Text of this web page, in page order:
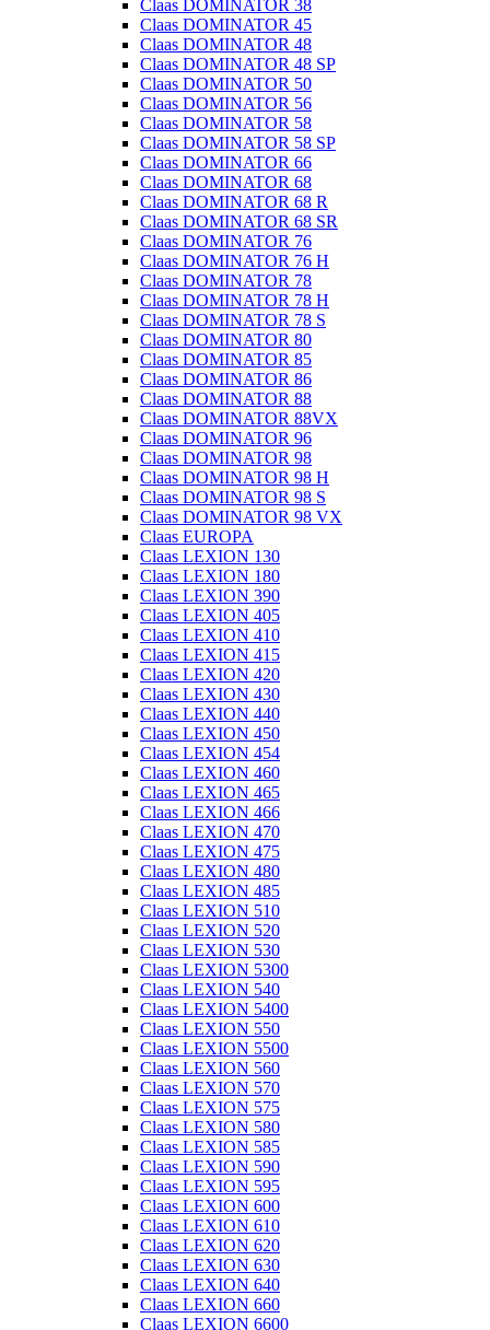
Claas DOMINATOR 38
Claas DOMINATOR 45
Claas DOMINATOR 48
Claas DOMINATOR 48 SP
Claas DOMINATOR 50
Claas DOMINATOR 56
Claas DOMINATOR 58
Claas DOMINATOR 58 SP
Claas DOMINATOR 66
Claas DOMINATOR 68
Claas DOMINATOR 68 R
Claas DOMINATOR 68 SR
Claas DOMINATOR 76
Claas DOMINATOR 76 H
Claas DOMINATOR 78
Claas DOMINATOR 78 H
Claas DOMINATOR 78 S
Claas DOMINATOR 80
Claas DOMINATOR 85
Claas DOMINATOR 86
Claas DOMINATOR 88
Claas DOMINATOR 88VX
Claas DOMINATOR 96
Claas DOMINATOR 98
Claas DOMINATOR 98 H
Claas DOMINATOR 98 S
Claas DOMINATOR 98 VX
Claas EUROPA
Claas LEXION 130
Claas LEXION 180
Claas LEXION 390
Claas LEXION 405
Claas LEXION 410
Claas LEXION 415
Claas LEXION 420
Claas LEXION 430
Claas LEXION 440
Claas LEXION 450
Claas LEXION 454
Claas LEXION 460
Claas LEXION 465
Claas LEXION 466
Claas LEXION 470
Claas LEXION 475
Claas LEXION 480
Claas LEXION 485
Claas LEXION 510
Claas LEXION 520
Claas LEXION 530
Claas LEXION 5300
Claas LEXION 540
Claas LEXION 5400
Claas LEXION 550
Claas LEXION 5500
Claas LEXION 560
Claas LEXION 570
Claas LEXION 575
Claas LEXION 580
Claas LEXION 585
Claas LEXION 590
Claas LEXION 595
Claas LEXION 600
Claas LEXION 610
Claas LEXION 620
Claas LEXION 630
Claas LEXION 640
Claas LEXION 660
Claas LEXION 6600